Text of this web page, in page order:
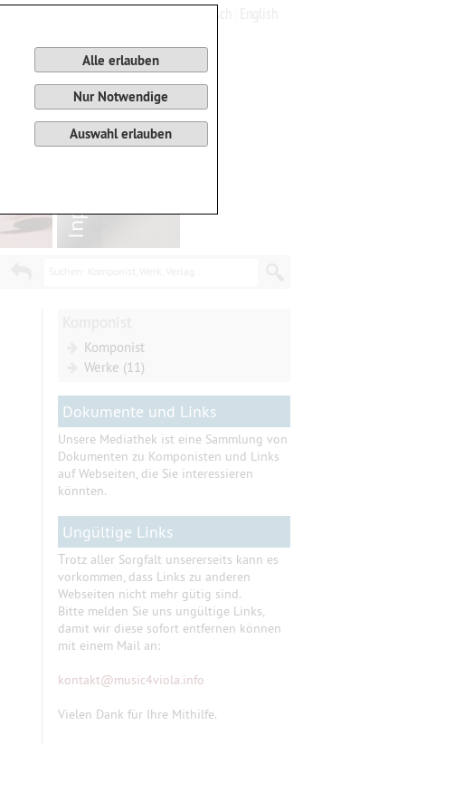
Komponist
Werke (11)
Dokumente und Links
Unsere Mediathek ist eine Sammlung von
Dokumenten zu Komponisten und Links
auf Webseiten, die Sie interessieren
könnten.
Ungültige Links
Trotz aller Sorgfalt unsererseits kann es
vorkommen, dass Links zu anderen
Webseiten nicht mehr gütig sind.
Bitte melden Sie uns ungültige Links,
damit wir diese sofort entfernen können
mit einem Mail an:
kontakt@music4viola.info
Vielen Dank für Ihre Mithilfe.
Alle erlauben
Nur Notwendige
Auswahl erlauben